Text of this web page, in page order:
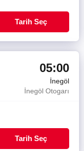
Tarih Seç
05:00
İnegöl
İnegöl Otogarı
Tarih Seç